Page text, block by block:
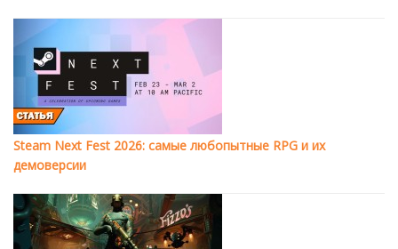
Steam Next Fest 2026: самые любопытные RPG и их
демоверсии